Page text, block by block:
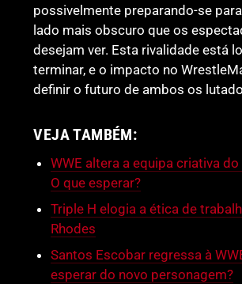
possivelmente preparando-se
lado mais obscuro que os
desejam ver. Esta rivalidade está
terminar, e o impacto no
definir o futuro de ambos os
VEJA TAMBÉM:
WWE altera a equipa criativa
O que esperar?
Triple H elogia a ética de
Rhodes
Santos Escobar regressa à
esperar do novo personagem?